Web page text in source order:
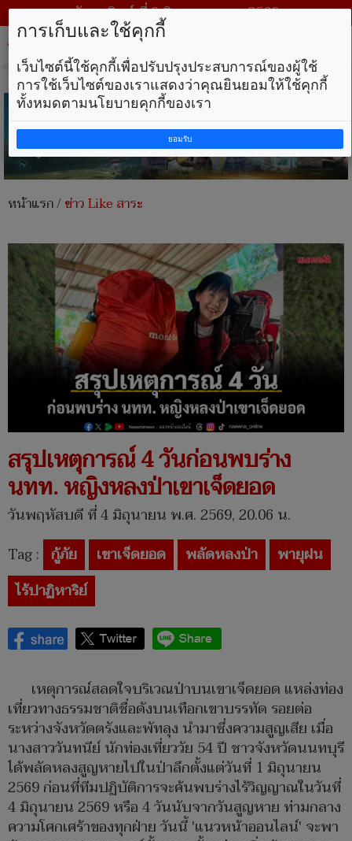
วันอาทิตย์ ที่ 9 สิงหาคม พ.ศ. 2569
หน้าแรก/ข่าว Like สาระ
สรุปเหตุการณ์ 4 วันก่อนพบร่าง
นทท. หญิงหลงป่าเขาเจ็ดยอด
วันพฤหัสบดี ที่ 4 มิถุนายน พ.ศ. 2569, 20.06 น.
Tag : กู้ภัย เขาเจ็ดยอด พลัดหลงป่า
พายุฝน
ไร้ปาฏิหาริย์
เหตุการณ์สลดใจบริเวณป่าบนเขาเจ็ดยอด แหล่งท่อง
เที่ยวทางธรรมชาติชื่อดังบนเทือกเขาบรรทัด รอยต่อ
ระหว่างจังหวัดตรังและพัทลุง นำมาซึ่งความสูญเสีย เมื่อ
นางสาววันทนีย์ นักท่องเที่ยววัย 54 ปี ชาวจังหวัดนนทบุรี
ได้พลัดหลงสูญหายไปในป่าลึกตั้งแต่วันที่ 1 มิถุนายน
2569 ก่อนที่ทีมปฏิบัติการจะค้นพบร่างไร้วิญญาณในวันที่
4 มิถุนายน 2569 หรือ 4 วันนับจากวันสูญหาย ท่ามกลาง
ความโศกเศร้าของทุกฝ่าย วันนี้ 'แนวหน้าออนไลน์' จะพา
การเก็บและใช้คุกกี้
เว็บไซต์นี้ใช้คุกกี้เพื่อปรับปรุงประสบการณ์ของผู้ใช้
การใช้เว็บไซต์ของเราแสดงว่าคุณยินยอมให้ใช้คุกกี้
ทั้งหมดตามนโยบายคุกกี้ของเรา
ยอมรับ